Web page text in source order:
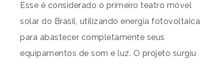
Esse é considerado o primeiro teatro móvel
solar do Brasil, utilizando energia fotovoltaica
para abastecer completamente seus
equipamentos de som e luz. O projeto surgiu